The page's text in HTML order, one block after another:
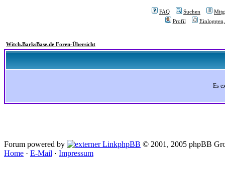
FAQ Suchen
Profil
Witch.BarksBase.de Foren-Übersicht
Es
Forum powered by phpBB © 2001, 2005 phpBB
Home · E-Mail · Impressum